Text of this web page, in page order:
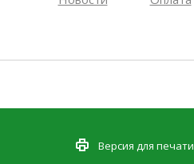
Версия для печати